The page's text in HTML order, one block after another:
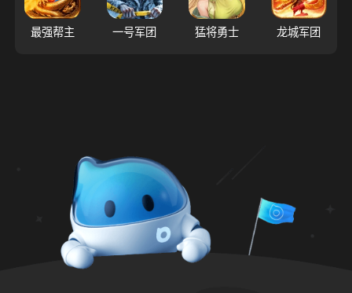
最强帮主 一号军团 猛将勇士 龙城军团